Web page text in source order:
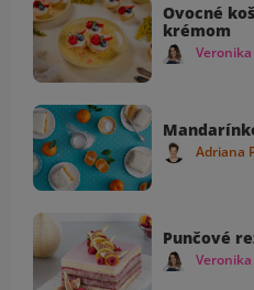
Ovocné
krémom
Adriana
Punčové